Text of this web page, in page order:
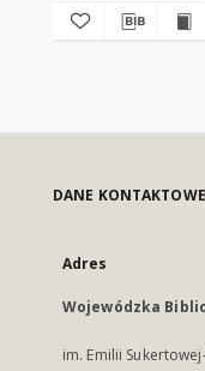
DANE KONTAKTOWE
Adres
Wojewódzka
im. Emilii